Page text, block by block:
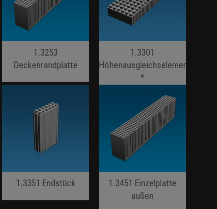
1.3253
Deckenrandplatte
1.3301
Höhenausgleichselement
*
1.3351 Endstück
1.3451 Einzelplatte
außen